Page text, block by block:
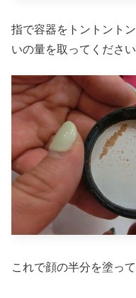
指で容器をトントント
いの量を取ってください
これで顔の半分を塗って